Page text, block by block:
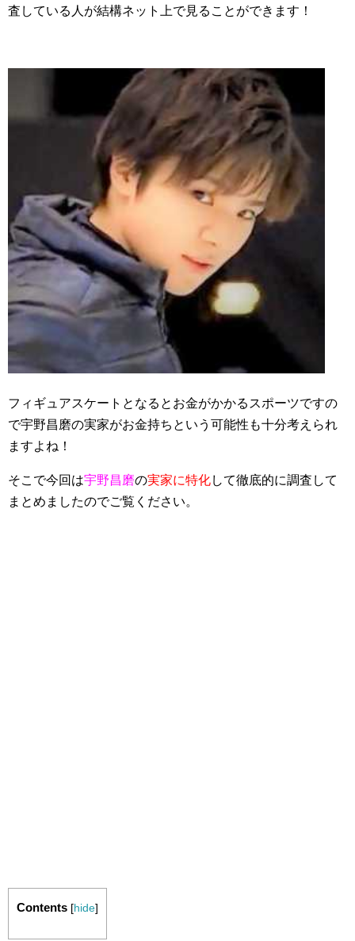
査している人が結構ネット上で見ることができます！
フィギュアスケートとなるとお金がかかるスポーツですの
で宇野昌磨の実家がお金持ちという可能性も十分考えられ
ますよね！
そこで今回は宇野昌磨の実家に特化して徹底的に調査して
まとめましたのでご覧ください。
Contents [hide]